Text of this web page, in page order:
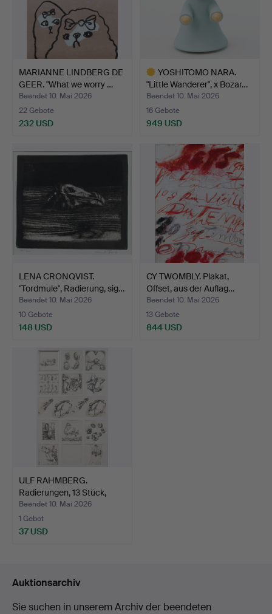
MARIANNE LINDBERG DE
GEER. "What we worry …
Beendet 10. Mai 2026
22 Gebote
232 USD
YOSHITOMO NARA.
"Little Wanderer", x Bozar…
Beendet 10. Mai 2026
16 Gebote
949 USD
LENA CRONQVIST.
"Tordmule", Radierung, sig…
Beendet 10. Mai 2026
10 Gebote
148 USD
CY TWOMBLY. Plakat,
Offset, aus der Auflag…
Beendet 10. Mai 2026
13 Gebote
844 USD
ULF RAHMBERG.
Radierungen, 13 Stück,
signi…
Beendet 10. Mai 2026
1 Gebot
37 USD
Auktionsarchiv
Sie suchen in unserem Archiv der beendeten